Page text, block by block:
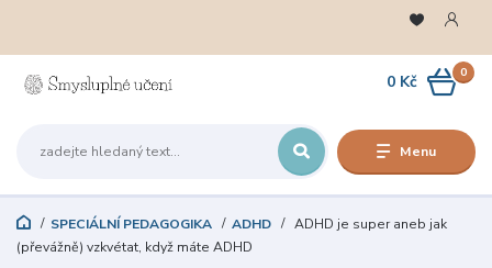
Menu
0
0 Kč
SPECIÁLNÍ PEDAGOGIKA ADHD
ADHD je super aneb jak
(převážně) vzkvétat, když máte ADHD